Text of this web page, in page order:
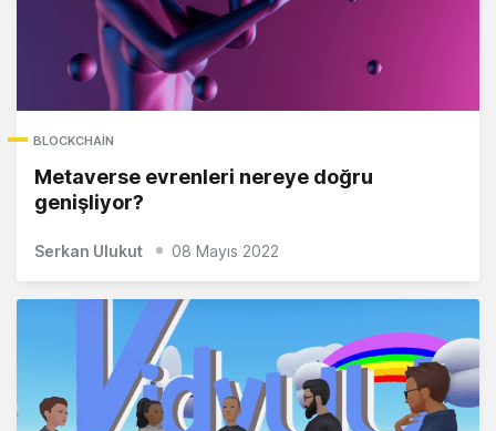
BLOCKCHAIN
Metaverse evrenleri nereye doğru
genişliyor?
Serkan Ulukut 08 Mayıs 2022